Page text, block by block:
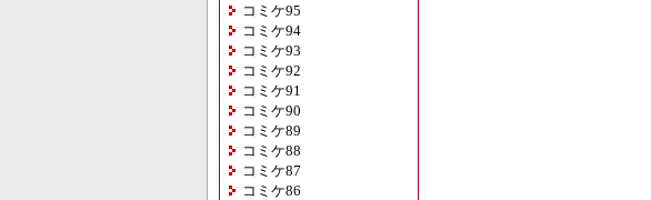
コミケ95
コミケ94
コミケ93
コミケ92
コミケ91
コミケ90
コミケ89
コミケ88
コミケ87
コミケ86